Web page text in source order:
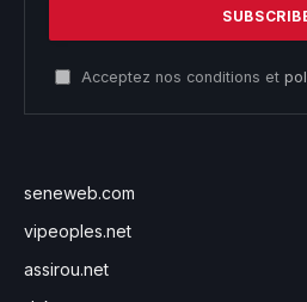
Acceptez nos conditions et
seneweb.com
vipeoples.net
assirou.net